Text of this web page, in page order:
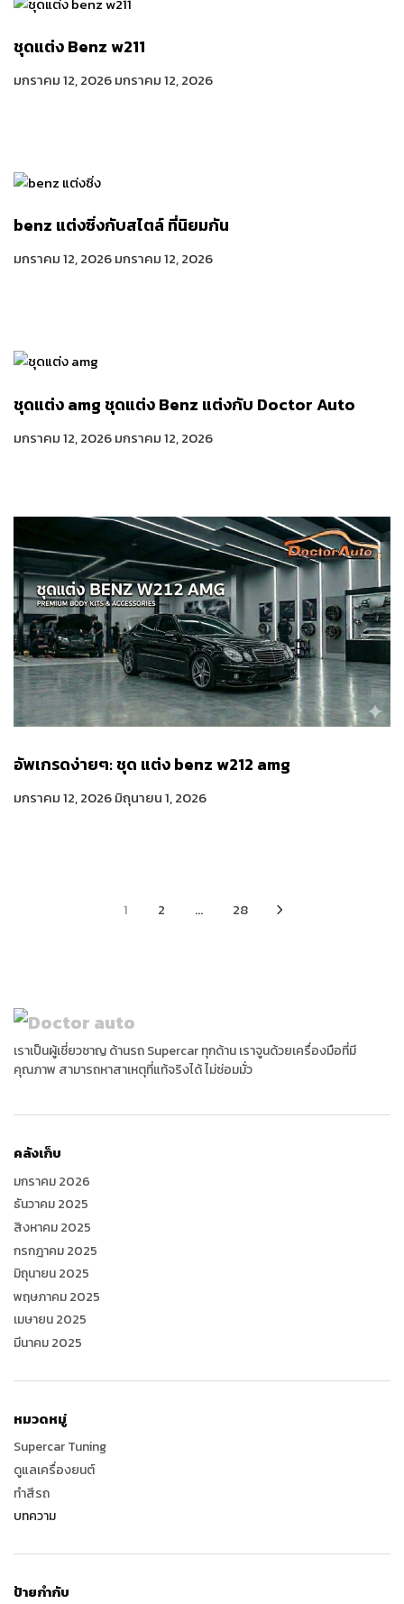
ชุดแต่ง Benz w211
มกราคม 12, 2026มกราคม 12, 2026
benz แต่งซิ่งกับสไตล์ ที่นิยมกัน
มกราคม 12, 2026มกราคม 12, 2026
ชุดแต่ง amg ชุดแต่ง Benz แต่งกับ Doctor Auto
มกราคม 12, 2026มกราคม 12, 2026
อัพเกรดง่ายๆ: ชุด แต่ง benz w212 amg
มกราคม 12, 2026มิถุนายน 1, 2026
1 2 … 28
เราเป็นผู้เชี่ยวชาญ ด้านรถ Supercar ทุกด้าน เราจูนด้วยเครื่องมือที่มี
คุณภาพ สามารถหาสาเหตุที่แท้จริงได้ ไม่ซ่อมมั่ว
คลังเก็บ
มกราคม 2026
ธันวาคม 2025
สิงหาคม 2025
กรกฎาคม 2025
มิถุนายน 2025
พฤษภาคม 2025
เมษายน 2025
มีนาคม 2025
หมวดหมู่
Supercar Tuning
ดูแลเครื่องยนต์
ทำสีรถ
บทความ
ป้ายกำกับ